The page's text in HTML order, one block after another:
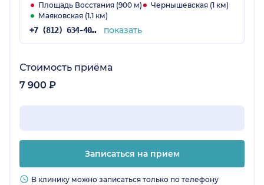
Площадь Восстания (900 м)
Чернышевская (1 км)
Маяковская (1.1 км)
+7 (812) 634-40-31 показать
Стоимость приёма
7 900 ₽
Записаться на прием
В клинику можно записаться только по телефону